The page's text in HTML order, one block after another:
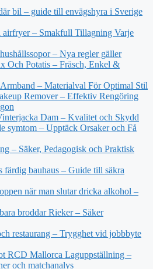
bil – guide till envägshyra i Sverige
– Smakfull Tillagning Varje
– Nya regler gäller
Och Potatis – Fräsch, Enkel &
– Materialval För Optimal Stil
Remover – Effektiv Rengöring
Dam – Kvalitet och Skydd
symtom – Upptäck Orsaker och Få
– Säker, Pedagogisk och Praktisk
färdig bauhaus – Guide till säkra
när man slutar dricka alkohol –
broddar Rieker – Säker
restaurang – Trygghet vid jobbbyte
RCD Mallorca Laguppställning –
och matchanalys